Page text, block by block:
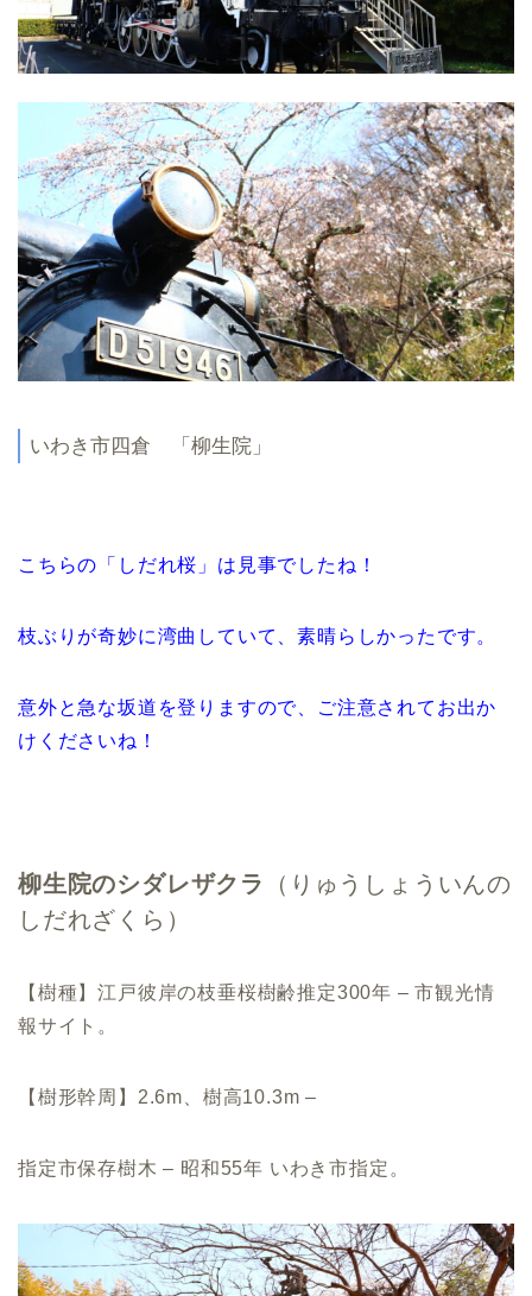
いわき市四倉 「柳生院」
こちらの「しだれ桜」は見事でしたね！
枝ぶりが奇妙に湾曲していて、素晴らしかったです。
意外と急な坂道を登りますので、ご注意されてお出か
けくださいね！
柳生院のシダレザクラ
（りゅうしょういんの
しだれざくら）
【樹種】江戸彼岸の枝垂桜樹齢推定300年 – 市観光情
報サイト。
【樹形幹周】2.6m、樹高10.3m –
指定市保存樹木 – 昭和55年 いわき市指定。